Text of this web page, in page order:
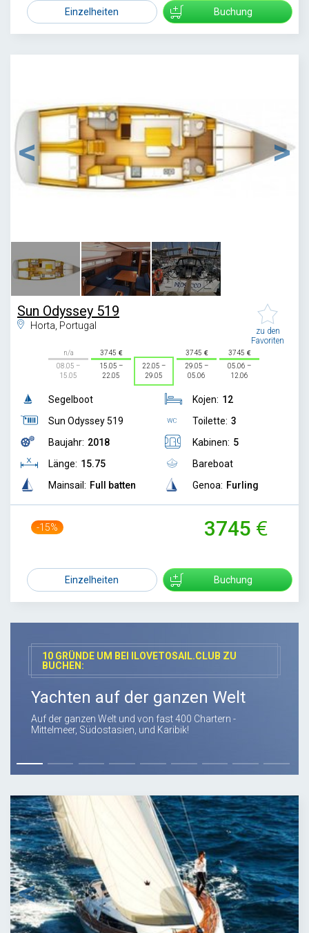
Einzelheiten Buchung
Sun Odyssey 519
Horta, Portugal
zu den
Favoriten
n/a
08.05 –
15.05
3745
15.05 –
22.05
22.05 –
29.05
3745
29.05 –
05.06
3745
05.06 –
12.06
Segelboot
Sun Odyssey 519
Baujahr: 2018
Länge: 15.75
Mainsail: Full batten
Kojen: 12
Toilette: 3
Kabinen: 5
Bareboat
Genoa: Furling
-15% 3745
Einzelheiten Buchung
10 GRÜNDE UM BEI ILOVETOSAIL.CLUB ZU
BUCHEN:
Yachten auf der ganzen Welt
Auf der ganzen Welt und von fast 400 Chartern -
Mittelmeer, Südostasien, und Karibik!